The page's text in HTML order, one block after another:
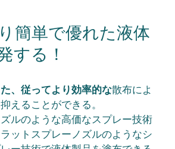
簡単で優れた液体
する！
、従ってより効率的な散布によ
えることができる。
ルのような高価なスプレー技術
ットスプレーノズルのようなシ